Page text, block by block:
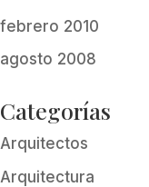
febrero 2010
agosto 2008
Categorías
Arquitectos
Arquitectura